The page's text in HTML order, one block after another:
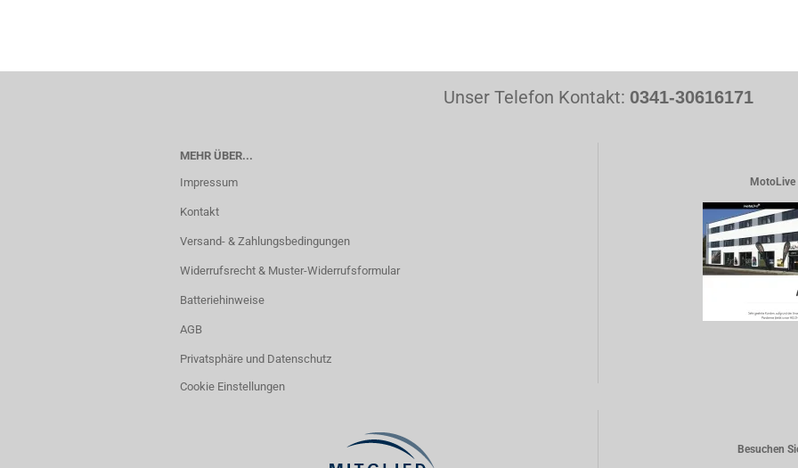
Unser Telefon Kontakt: 0341-30616171
MEHR ÜBER...
Impressum
Kontakt
Versand- & Zahlungsbedingungen
Widerrufsrecht & Muster-Widerrufsformular
Batteriehinweise
AGB
Privatsphäre und Datenschutz
Cookie Einstellungen
MotoLive
Besuchen